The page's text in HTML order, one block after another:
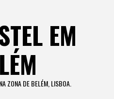
EM
ZONA DE BELÉM, LISBOA.